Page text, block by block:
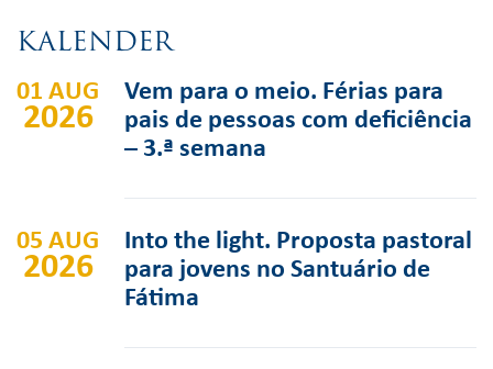
KALENDER
01 AUG
2026
Vem para o meio. Férias para
pais de pessoas com deficiência
– 3.ª semana
05 AUG
2026
Into the light. Proposta pastoral
para jovens no Santuário de
Fátima